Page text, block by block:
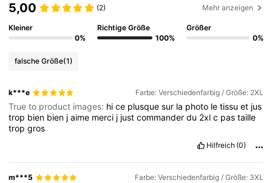
5,00 (2) Mehr anzeigen
Kleiner
0%
Richtige Größe
100%
Größer
0%
falsche Größe(1)
k***e Farbe: Verschiedenfarbig / Größe: 2XL
True to product images: hice plusquesur la photo letissuet jus
trop bien bien jaime merci j justcommanderdu 2xlc pastaille
tropgros
Hilfreich (0)
m***5 Farbe: Verschiedenfarbig / Größe: 3XL